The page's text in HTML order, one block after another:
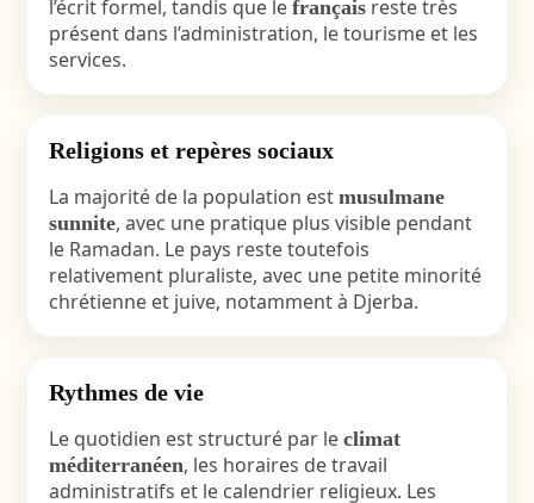
l’écrit formel, tandis que le françaisreste très
présent dans l’administration, le tourisme et les
services.
Religions et repères sociaux
La majorité de la population est musulmane
sunnite, avec une pratique plus visible pendant
le Ramadan. Le pays reste toutefois
relativement pluraliste, avec une petite minorité
chrétienne et juive, notamment à Djerba.
Rythmes de vie
Le quotidien est structuré par le climat
méditerranéen, les horaires de travail
administratifs et le calendrier religieux. Les